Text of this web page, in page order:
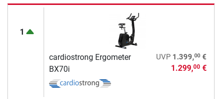
1
cardiostrong Ergometer
BX70i
UVP 1.399,00€
1.299,00€